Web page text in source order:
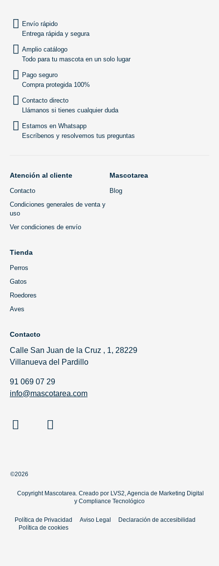
Envío rápido
Entrega rápida y segura
Amplio catálogo
Todo para tu mascota en un solo lugar
Pago seguro
Compra protegida 100%
Contacto directo
Llámanos si tienes cualquier duda
Estamos en Whatsapp
Escríbenos y resolvemos tus preguntas
Atención al cliente
Contacto
Condiciones generales de venta y
uso
Ver condiciones de envío
Mascotarea
Blog
Tienda
Perros
Gatos
Roedores
Aves
Contacto
Calle San Juan de la Cruz , 1, 28229
Villanueva del Pardillo
91 069 07 29
info@mascotarea.com
©2026
Copyright Mascotarea. Creado porLVS2, Agencia de Marketing Digital
y Compliance Tecnológico
Política de Privacidad Aviso Legal
Declaración de accesibilidad
Política de cookies